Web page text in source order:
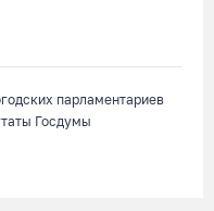
парламентариев
Госдумы